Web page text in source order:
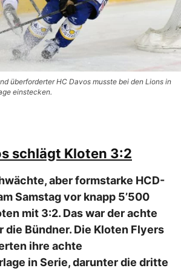
überforderter HC Davos musste bei den Lions in
einstecken.
schlägt Kloten 3:2
aber formstarke HCD-
Samstag vor knapp 5’500
mit 3:2. Das war der achte
die Bündner. Die Kloten Flyers
ihre achte
in Serie, darunter die dritte